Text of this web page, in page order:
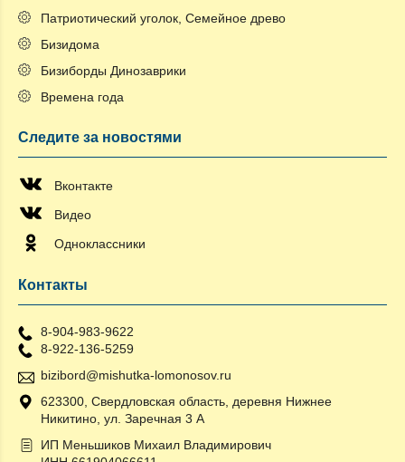
Патриотический уголок, Семейное древо
Бизидома
Бизиборды Динозаврики
Времена года
Следите за новостями
Вконтакте
Видео
Одноклассники
Контакты
8-904-983-9622
8-922-136-5259
bizibord@mishutka-lomonosov.ru
623300, Свердловская область, деревня Нижнее
Никитино, ул. Заречная 3 А
ИП Меньшиков Михаил Владимирович